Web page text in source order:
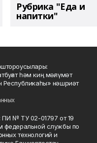
Рубрика "Еда и
напитки"
һәм киң мәғлүмәт
Республикаһы» нәшриәт
№ ТУ 02-01797 от 19
федеральной службы по
технологий и